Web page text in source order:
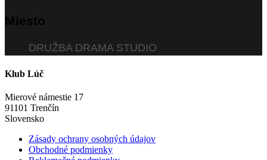
Miesto
DRUŽBA DRAMA STUDIO
Klub Lúč
Mierové námestie 17
91101 Trenčín
Slovensko
Zásady ochrany osobných údajov
Obchodné podmienky